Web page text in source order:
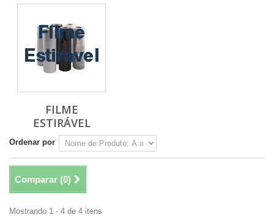
FILME
ESTIRÁVEL
Ordenar por
Comparar (0)
Mostrando 1 - 4 de 4 itens